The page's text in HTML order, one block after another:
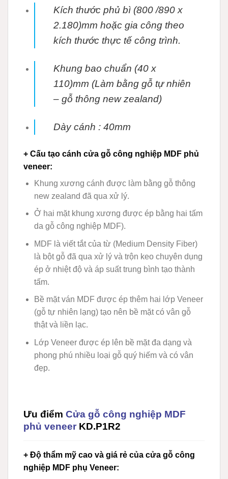
Kích thước phủ bì (800 /890 x
2.180)mm hoặc gia công theo
kích thước thực tếcông trình.
Khung bao chuẩn (40 x
110)mm (Làm bằng gỗ tự nhiên
– gỗ thông new zealand)
Dày cánh : 40mm
+ Cấu tạo cánh cửa gỗ công nghiệp MDF phủ
veneer:
Khung xương cánh được làm bằng gỗ thông
new zealand đã qua xử lý.
Ở hai mặt khung xương được ép bằng hai tấm
da gỗ công nghiệp MDF).
MDF là viết tắt của từ (Medium Density Fiber)
là bột gỗ đã qua xử lý và trộn keo chuyên dụng
ép ở nhiệt độ và áp suất trung bình tạo thành
tấm.
Bề mặt ván MDF được ép thêm hai lớp Veneer
(gỗ tự nhiên lạng) tạo nên bề mặt có vân gỗ
thật và liền lạc.
Lớp Veneer được ép lên bề mặt đa dạng và
phong phú nhiều loại gỗ quý hiếm và có vân
đẹp.
Ưu điểm Cửa gỗ công nghiệp MDF
phủ veneer KD.P1R2
+ Độ thẩm mỹ cao và giá rẻ của cửa gỗ công
nghiệp MDF phụ Veneer: